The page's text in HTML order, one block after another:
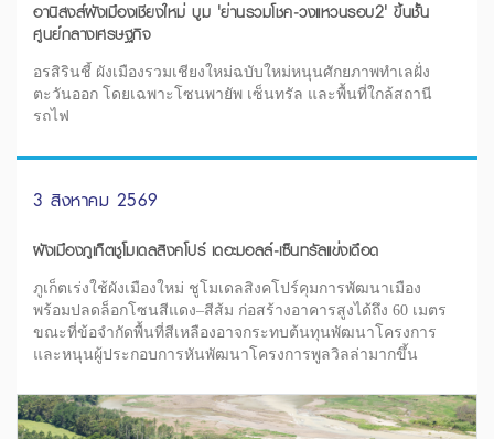
อานิสงส์ผังเมืองเชียงใหม่ บูม 'ย่านรวมโชค-วงแหวนรอบ2' ขึ้นชั้น
ศูนย์กลางเศรษฐกิจ
อรสิรินชี้ ผังเมืองรวมเชียงใหม่ฉบับใหม่หนุนศักยภาพทำเลฝั่ง
ตะวันออก โดยเฉพาะโซนพายัพ เซ็นทรัล และพื้นที่ใกล้สถานี
รถไฟ
3 สิงหาคม 2569
ผังเมืองภูเก็ตชูโมเดลสิงคโปร์ เดอะมอลล์-เซ็นทรัลแข่งเดือด
ภูเก็ตเร่งใช้ผังเมืองใหม่ ชูโมเดลสิงคโปร์คุมการพัฒนาเมือง
พร้อมปลดล็อกโซนสีแดง–สีส้ม ก่อสร้างอาคารสูงได้ถึง 60 เมตร
ขณะที่ข้อจำกัดพื้นที่สีเหลืองอาจกระทบต้นทุนพัฒนาโครงการ
และหนุนผู้ประกอบการหันพัฒนาโครงการพูลวิลล่ามากขึ้น